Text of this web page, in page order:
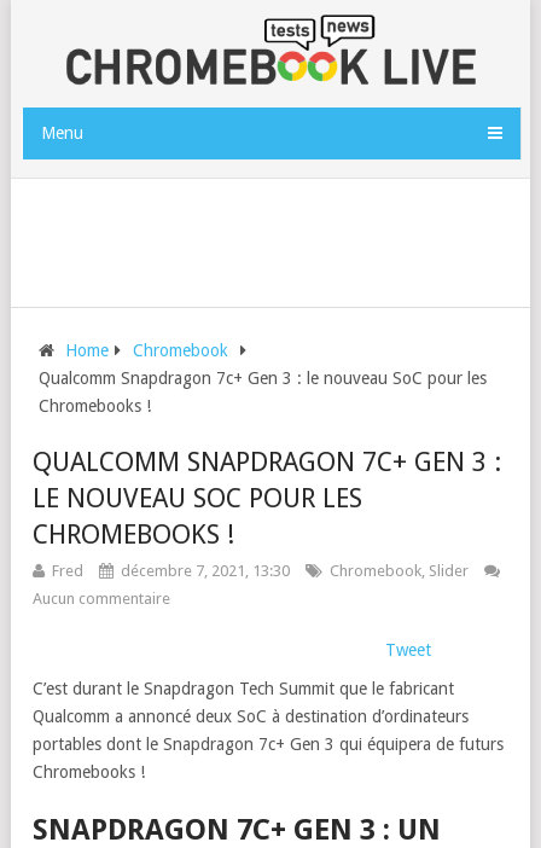
Menu
Home
Chromebook
Qualcomm Snapdragon 7c+ Gen 3 : le nouveau SoC pour les
Chromebooks !
QUALCOMM SNAPDRAGON 7C+ GEN 3 :
LE NOUVEAU SOC POUR LES
CHROMEBOOKS !
Fred décembre 7, 2021, 13:30 Chromebook, Slider
Aucun commentaire
Tweet
C’est durant le Snapdragon Tech Summit que le fabricant
Qualcomm a annoncé deux SoC à destination d’ordinateurs
portables dont le Snapdragon 7c+ Gen 3 qui équipera de futurs
Chromebooks !
SNAPDRAGON 7C+ GEN 3 : UN